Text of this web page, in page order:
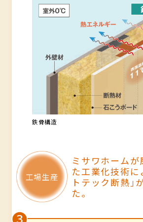
鉄骨構造
ミサワホーム
た工業化技術に
トテック断熱｣
た｡